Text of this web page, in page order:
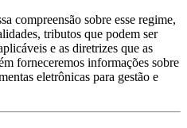
compreensão sobre esse regime,
tributos que podem ser
e as diretrizes que as
forneceremos informações sobre
eletrônicas para gestão e